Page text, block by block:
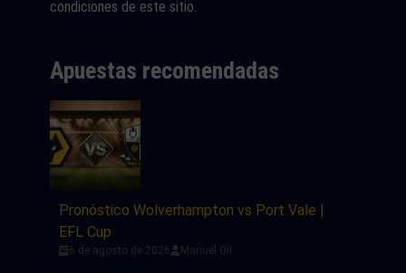
condiciones de este sitio.
Apuestas recomendadas
Pronóstico Wolverhampton vs Port Vale |
EFL Cup
6 de agosto de 2026 Manuel Gil